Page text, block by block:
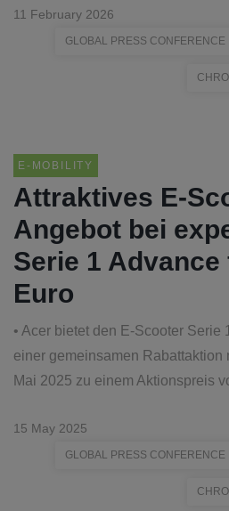
11 February 2026
GLOBAL PRESS CONFERENCE
E-MOBILITY
Attraktives E-
Angebot bei
Serie 1
Euro
• Acer bietet den E-Scooter Serie
einer gemeinsamen Rabattaktion
Mai 2025 zu einem Aktionspreis
15 May 2025
GLOBAL PRESS CONFERENCE